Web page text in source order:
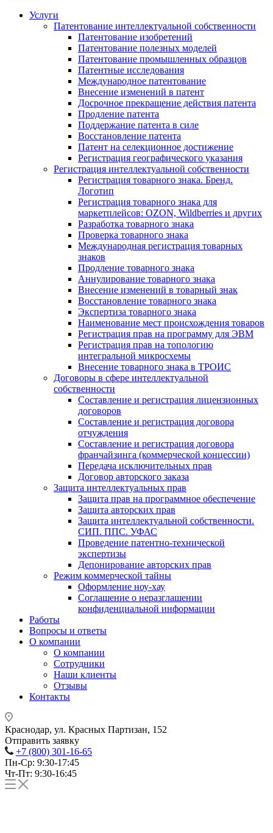
Услуги
Патентование интеллектуальной собственности
Патентование изобретений
Патентование полезных моделей
Патентование промышленных образцов
Патентные исследования
Международное патентование
Внесение изменений в патент
Досрочное прекращение действия патента
Продление патента
Поддержание патента в силе
Восстановление патента
Патент на селекционное достижение
Регистрация географического указания
Регистрация интеллектуальной собственности
Регистрация товарного знака. Бренд.
Логотип
Регистрация товарного знака для
маркетплейсов: OZON, Wildberries и других
Разработка товарного знака
Проверка товарного знака
Международная регистрация товарных
знаков
Продление товарного знака
Аннулирование товарного знака
Внесение изменений в товарный знак
Восстановление товарного знака
Экспертиза товарного знака
Наименование мест происхождения товаров
Регистрация прав на программу для ЭВМ
Регистрация прав на топологию
интегральной микросхемы
Внесение товарного знака в ТРОИС
Договоры в сфере интеллектуальной
собственности
Составление и регистрация лицензионных
договоров
Составление и регистрация договора
отчуждения
Составление и регистрация договора
франчайзинга (коммерческой концессии)
Передача исключительных прав
Договор авторского заказа
Защита интеллектуальных прав
Защита прав на программное обеспечение
Защита авторских прав
Защита интеллектуальной собственности.
СИП. ППС. УФАС
Проведение патентно-технической
экспертизы
Депонирование авторских прав
Режим коммерческой тайны
Оформление ноу-хау
Соглашение о неразглашении
конфиденциальной информации
Работы
Вопросы и ответы
О компании
О компании
Сотрудники
Наши клиенты
Отзывы
Контакты
Краснодар, ул. Красных Партизан, 152
Отправить заявку
+7 (800) 301-16-65
Пн-Ср: 9:30-17:45
Чт-Пт: 9:30-16:45